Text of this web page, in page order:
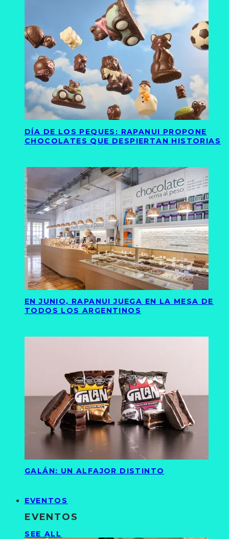
DÍA DE LOS PEQUES: RAPANUI PROPONE
CHOCOLATES QUE DESPIERTAN HISTORIAS
EN JUNIO, RAPANUI JUEGA EN LA MESA DE
TODOS LOS ARGENTINOS
GALÁN: UN ALFAJOR DISTINTO
EVENTOS
EVENTOS
SEE ALL